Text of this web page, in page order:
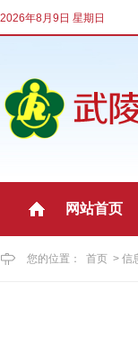
2026年8月9日 星期日
网站首页
您的位置： 首页 > 信